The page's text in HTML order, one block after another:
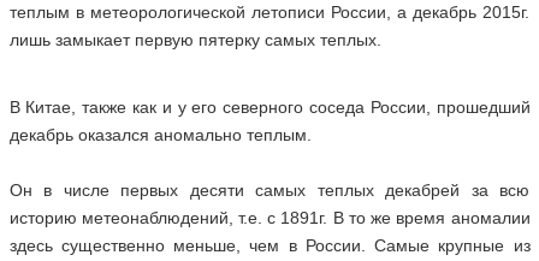
теплым в метеорологической летописи России, а декабрь 2015г.
лишь замыкает первую пятерку самых теплых.
В Китае, также как и у его северного соседа России, прошедший
декабрь оказался аномально теплым.
Он в числе первых десяти самых теплых декабрей за всю
историю метеонаблюдений, т.е. с 1891г. В то же время аномалии
здесь существенно меньше, чем в России. Самые крупные из